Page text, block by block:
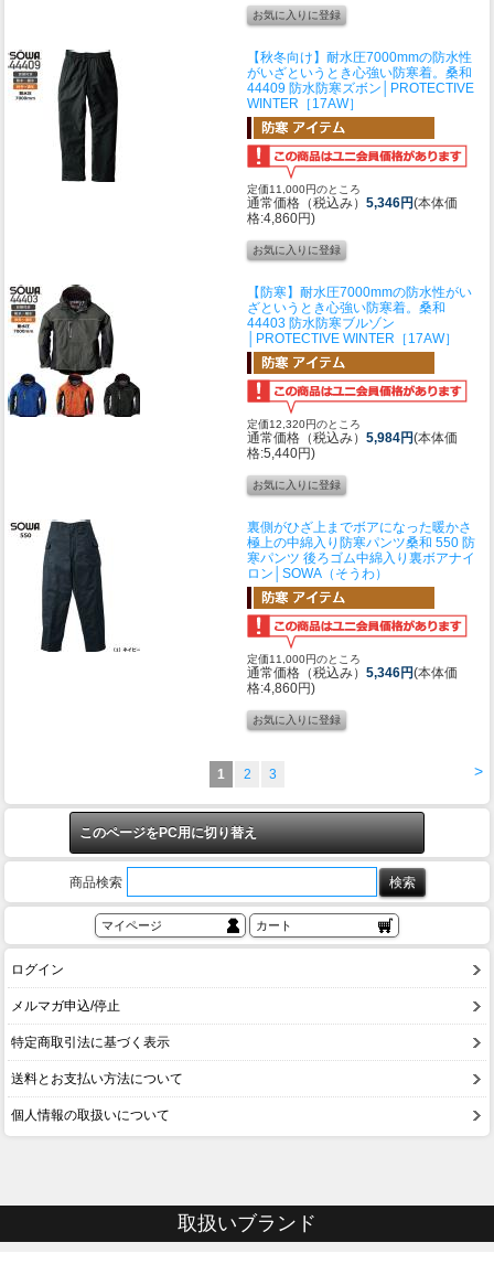
【秋冬向け】耐水圧7000mmの防水性
がいざというとき心強い防寒着。 桑和
44409 防水防寒ズボン│PROTECTIVE
WINTER［17AW］
定価11,000円のところ
通常価格（税込み） 5,346円(本体価
格:4,860円)
【防寒】耐水圧7000mmの防水性がい
ざというとき心強い防寒着。 桑和
44403 防水防寒ブルゾン
│PROTECTIVE WINTER［17AW］
定価12,320円のところ
通常価格（税込み） 5,984円(本体価
格:5,440円)
裏側がひざ上までボアになった暖かさ
極上の中綿入り防寒パンツ桑和 550 防
寒パンツ 後ろゴム中綿入り裏ボアナイ
ロン│SOWA（そうわ）
定価11,000円のところ
通常価格（税込み） 5,346円(本体価
格:4,860円)
>
1 2 3
このページをPC用に切り替え
商品検索
マイページ カート
ログイン
メルマガ申込/停止
特定商取引法に基づく表示
送料とお支払い方法について
個人情報の取扱いについて
取扱いブランド